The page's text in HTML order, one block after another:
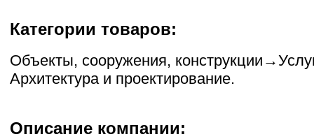
Категории товаров:
Объекты, сооружения, конструкции →
Архитектура и проектирование.
Описание компании: